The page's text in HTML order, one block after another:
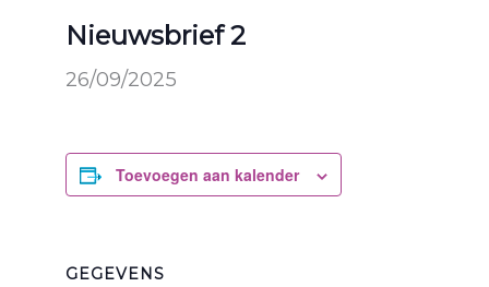
Nieuwsbrief 2
26/09/2025
Toevoegen aan kalender
GEGEVENS